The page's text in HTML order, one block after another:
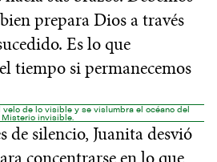
prepara Dios a través
Es lo que
tiempo si permanecemos
velo de lo visible y se vislumbra el océano del
Misterio invisible.
de silencio, Juanita desvió